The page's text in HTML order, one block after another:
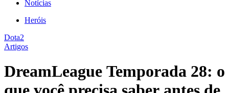
Notícias
Heróis
Dota2
Artigos
DreamLeague Temporada 28: o